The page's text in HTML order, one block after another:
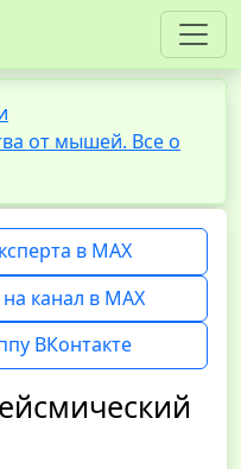
от мышей. Все о
в MAX
канал в MAX
ВКонтакте